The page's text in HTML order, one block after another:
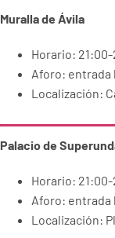
Muralla de Ávila
Horario:
Aforo: entrada
Localización:
Palacio de
Horario:
Aforo: entrada
Localización: